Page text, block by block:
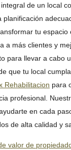
de un local
tu
a más clientes y
para llevar a cabo
que tu local
Rehabilitacion para
profesional.
en cada
de alta calidad y
valor de propiedad